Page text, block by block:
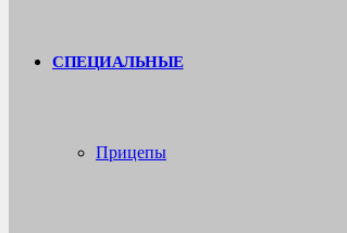
СПЕЦИАЛЬНЫЕ
Прицепы